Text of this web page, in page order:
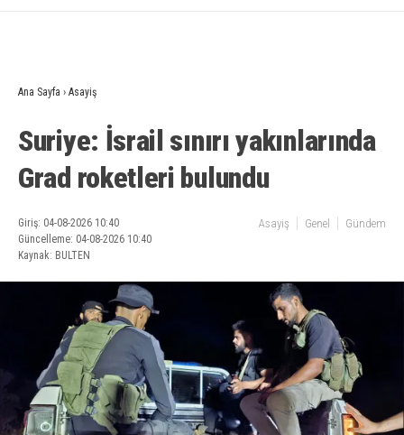
Ana Sayfa › Asayiş
Suriye: İsrail sınırı yakınlarında
Grad roketleri bulundu
Giriş: 04-08-2026 10:40
Güncelleme: 04-08-2026 10:40
Kaynak: BULTEN
Asayiş Genel Gündem